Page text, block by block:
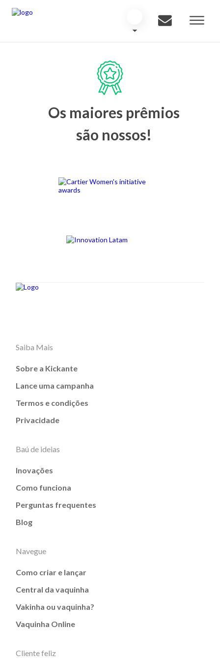
Os maiores prêmios
são nossos!
Saiba Mais
Sobre a Kickante
Lance uma campanha
Termos e condições
Privacidade
Baú de ideias
Inovações
Como funciona
Perguntas frequentes
Blog
Navegue
Como criar e lançar
Central da vaquinha
Vakinha ou vaquinha?
Vaquinha Online
Cliente feliz